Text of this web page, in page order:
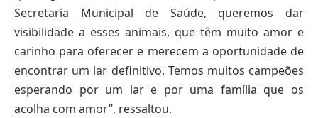
Secretaria Municipal de Saúde, queremos dar
visibilidade a esses animais, que têm muito amor e
carinho para oferecer e merecem a oportunidade de
encontrar um lar definitivo. Temos muitos campeões
esperando por um lar e por uma família que os
acolha com amor”, ressaltou.